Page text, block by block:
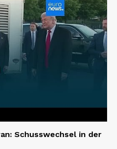
Schusswechsel in der